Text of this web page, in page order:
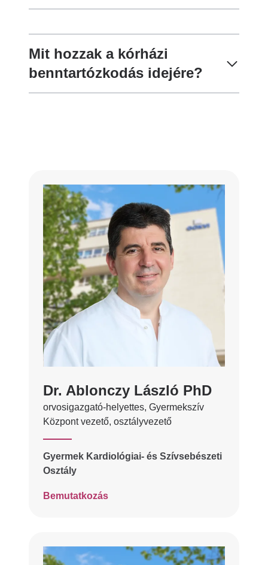
Mit hozzak a kórházi
benntartózkodás idejére?
Dr. Ablonczy László PhD
orvosigazgató-helyettes, Gyermekszív
Központ vezető, osztályvezető
Gyermek Kardiológiai- és Szívsebészeti
Osztály
Bemutatkozás